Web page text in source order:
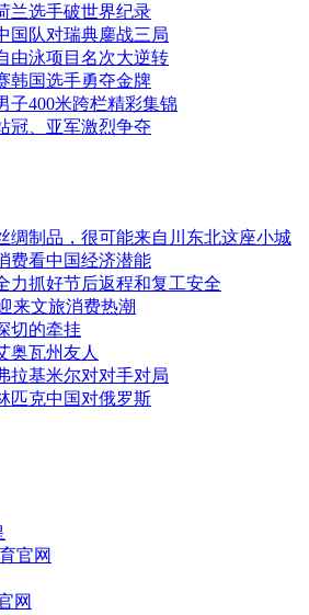
兰选手破世界纪录
国队对瑞典鏖战三局
由泳项目名次大逆转
韩国选手勇夺金牌
子400米跨栏精彩集锦
冠、亚军激烈争夺
绸制品，很可能来自川东北这座小城
费看中国经济潜能
力抓好节后返程和复工安全
来文旅消费热潮
切的牵挂
奥瓦州友人
拉基米尔对对手对局
匹克中国对俄罗斯
官网
网